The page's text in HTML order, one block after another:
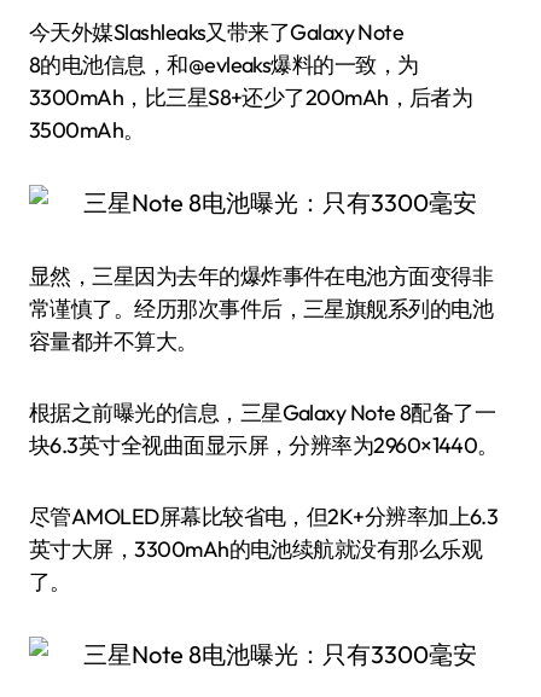
今天外媒Slashleaks又带来了Galaxy Note
8的电池信息，和@evleaks爆料的一致，为
3300mAh，比三星S8+还少了200mAh，后者为
3500mAh。
显然，三星因为去年的爆炸事件在电池方面变得非
常谨慎了。经历那次事件后，三星旗舰系列的电池
容量都并不算大。
根据之前曝光的信息，三星Galaxy Note 8配备了一
块6.3英寸全视曲面显示屏，分辨率为2960×1440。
尽管AMOLED屏幕比较省电，但2K+分辨率加上6.3
英寸大屏，3300mAh的电池续航就没有那么乐观
了。